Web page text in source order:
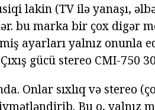
lakin (TV ilə yanaşı,
bu marka bir çox digər
ayarları yalnız onunla
gücü stereo CMI-750
Onlar sıxlıq və stereo
Bu o, yalnız